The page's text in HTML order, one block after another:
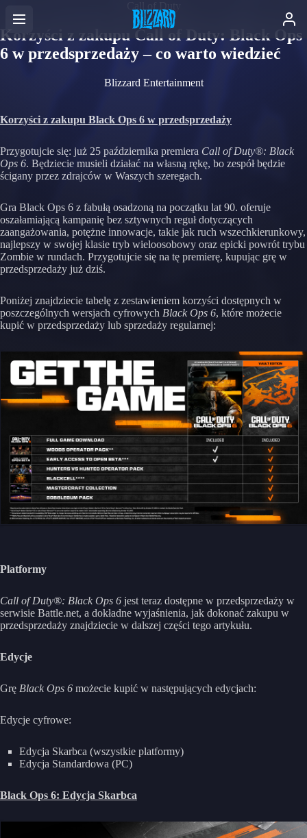
Korzyści z zakupu Call of Duty: Black Ops
6 w przedsprzedaży – co warto wiedzieć
Blizzard Entertainment
Korzyści z zakupu Black Ops 6 w przedsprzedaży
Przygotujcie się: już 25 października premiera Call of Duty®: Black
Ops 6. Będziecie musieli działać na własną rękę, bo zespół będzie
ścigany przez zdrajców w Waszych szeregach.
Gra Black Ops 6 z fabułą osadzoną na początku lat 90. oferuje
oszałamiającą kampanię bez sztywnych reguł dotyczących
zaangażowania, potężne innowacje, takie jak ruch wszechkierunkowy,
najlepszy w swojej klasie tryb wieloosobowy oraz epicki powrót trybu
Zombie w rundach. Przygotujcie się na tę premierę, kupując grę w
przedsprzedaży już dziś.
Poniżej znajdziecie tabelę z zestawieniem korzyści dostępnych w
poszczególnych wersjach cyfrowych Black Ops 6, które możecie
kupić w przedsprzedaży lub sprzedaży regularnej:
Platformy
Call of Duty®: Black Ops 6 jest teraz dostępne w przedsprzedaży w
serwisie Battle.net, a dokładne wyjaśnienia, jak dokonać zakupu w
przedsprzedaży znajdziecie w dalszej części tego artykułu.
Edycje
Grę Black Ops 6 możecie kupić w następujących edycjach:
Edycje cyfrowe:
Edycja Skarbca (wszystkie platformy)
Edycja Standardowa (PC)
Black Ops 6: Edycja Skarbca